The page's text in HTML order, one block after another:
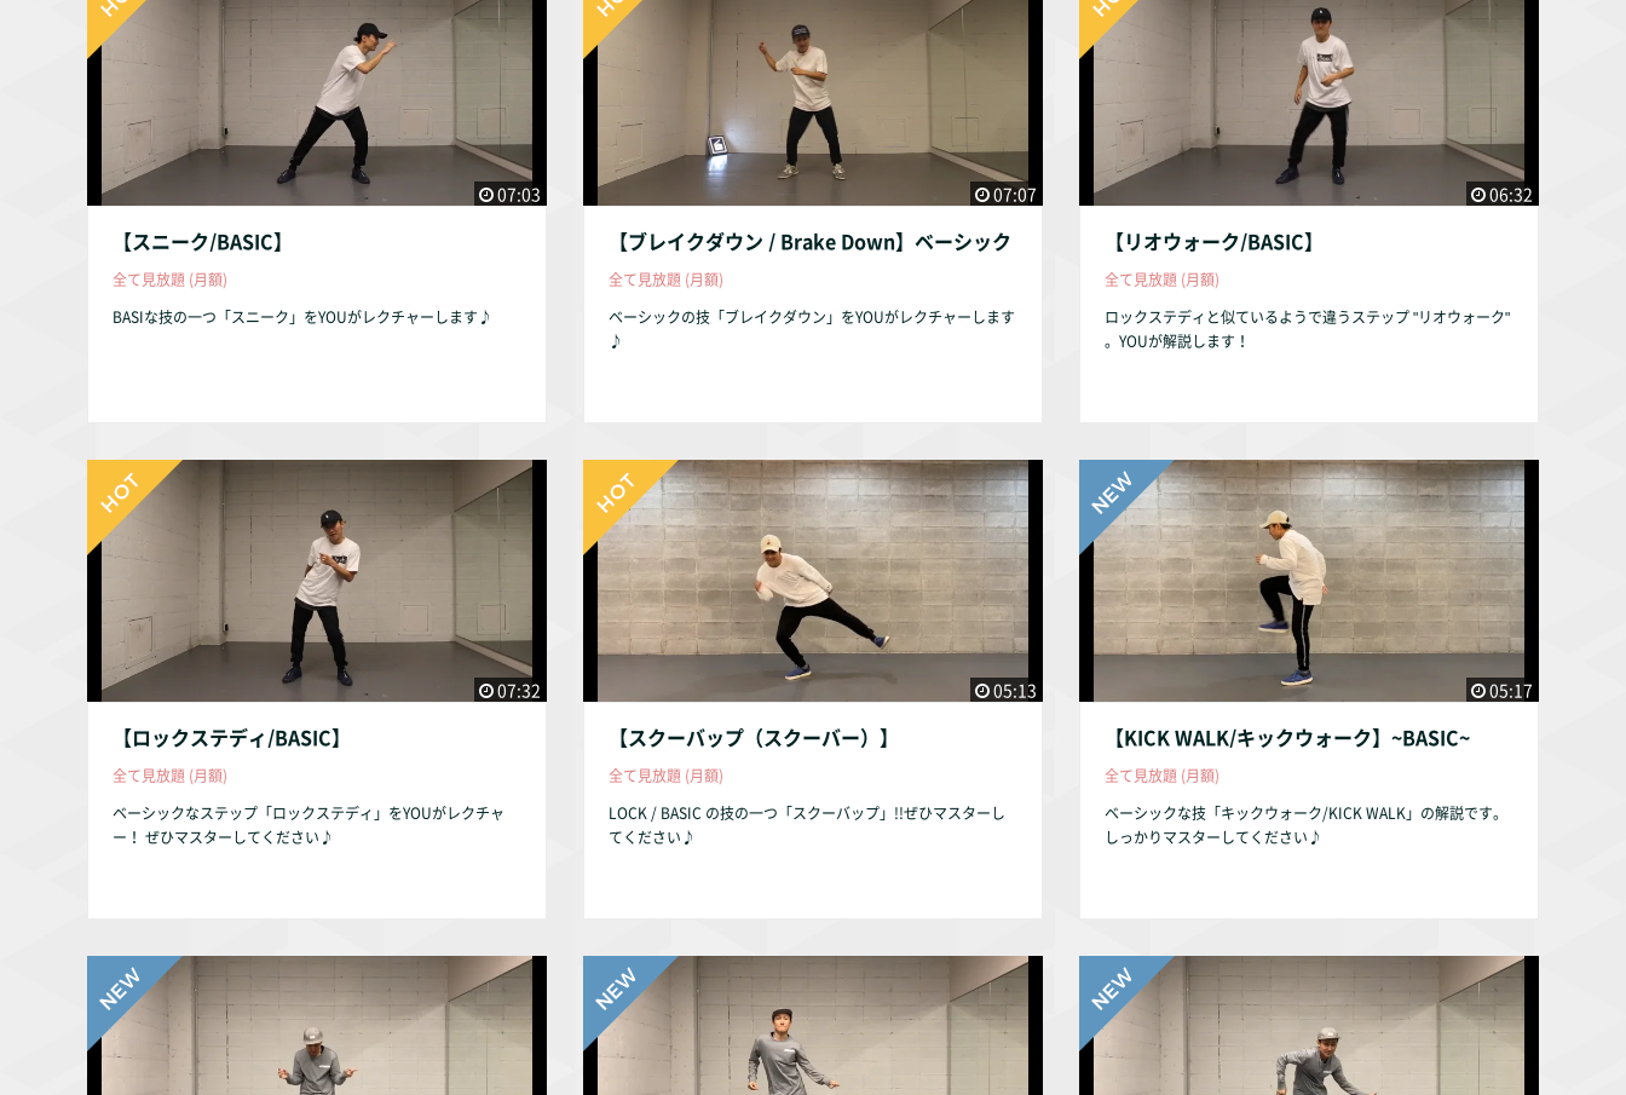
07:03
【スニーク/BASIC】
全て見放題 (月額)
BASIな技の一つ「スニーク」をYOUがレクチャーします♪
07:07
【ブレイクダウン / Brake Down】ベーシック
全て見放題 (月額)
ベーシックの技「ブレイクダウン」をYOUがレクチャーします
♪
06:32
【リオウォーク/BASIC】
全て見放題 (月額)
ロックステディと似ているようで違うステップ "リオウォーク"
。YOUが解説します！
07:32
【ロックステディ/BASIC】
全て見放題 (月額)
ベーシックなステップ「ロックステディ」をYOUがレクチャ
ー！ ぜひマスターしてください♪
05:13
【スクーバップ（スクーバー）】
全て見放題 (月額)
LOCK / BASIC の技の一つ「スクーバップ」!!ぜひマスターし
てください♪
05:17
【KICK WALK/キックウォーク】~BASIC~
全て見放題 (月額)
ベーシックな技「キックウォーク/KICK WALK」の解説です。
しっかりマスターしてください♪